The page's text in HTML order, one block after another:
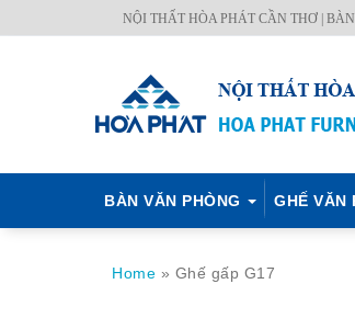
NỘI THẤT HÒA PHÁT CẦN THƠ |
BÀN VĂN PHÒNG GHẾ VĂN
Home » Ghế gấp G17